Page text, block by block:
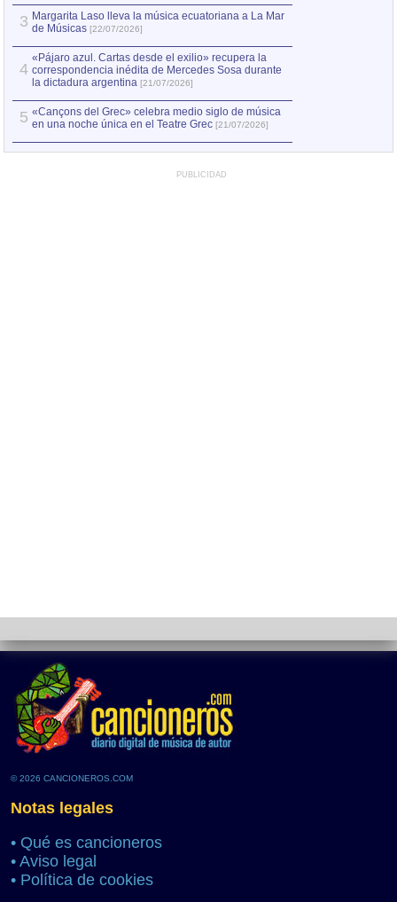
3 Margarita Laso lleva la música ecuatoriana a La Mar
de Músicas [22/07/2026]
4
«Pájaro azul. Cartas desde el exilio» recupera la
correspondencia inédita de Mercedes Sosa durante
la dictadura argentina [21/07/2026]
5 «Cançons del Grec» celebra medio siglo de música
en una noche única en el Teatre Grec [21/07/2026]
PUBLICIDAD
© 2026 CANCIONEROS.COM
Notas legales
• Qué es cancioneros
• Aviso legal
• Política de cookies